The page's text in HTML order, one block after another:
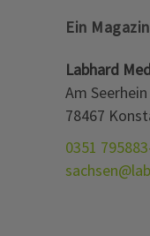
Ein
Labhard
Am
78467
0351